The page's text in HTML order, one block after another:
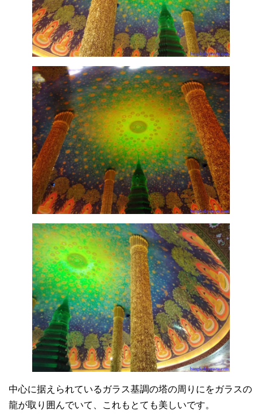
中心に据えられているガラス基調の塔の周りにをガラスの
龍が取り囲んでいて、これもとても美しいです。